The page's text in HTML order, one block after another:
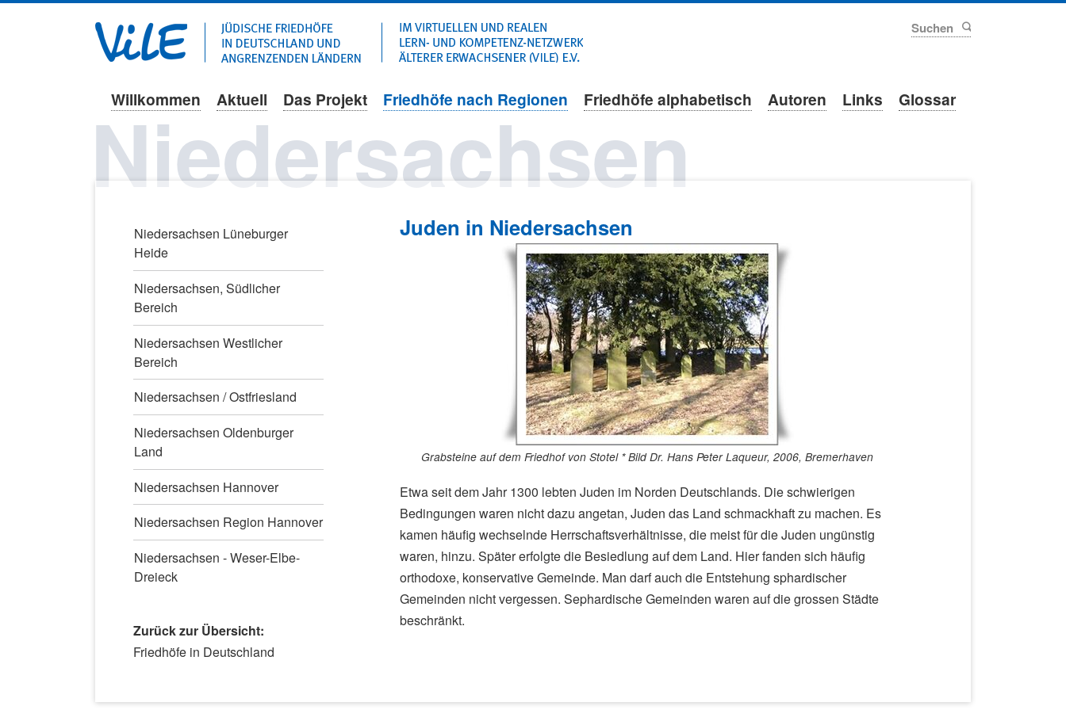
Navigation
Willkommen Aktuell Das Projekt Friedhöfe nach Regionen Friedhöfe alphabetisch Autoren Links Glossar
Niedersachsen
Juden in Niedersachsen
Grabsteine auf dem Friedhof von Stotel * Bild Dr. Hans Peter Laqueur, 2006, Bremerhaven
Etwa seit dem Jahr 1300 lebten Juden im Norden Deutschlands. Die schwierigen
Bedingungen waren nicht dazu angetan, Juden das Land schmackhaft zu machen. Es
kamen häufig wechselnde Herrschaftsverhältnisse, die meist für die Juden ungünstig
waren, hinzu. Später erfolgte die Besiedlung auf dem Land. Hier fanden sich häufig
orthodoxe, konservative Gemeinde. Man darf auch die Entstehung sphardischer
Gemeinden nicht vergessen. Sephardische Gemeinden waren auf die grossen Städte
beschränkt.
Navigation
überspringen
Niedersachsen Lüneburger
Heide
Niedersachsen, Südlicher
Bereich
Niedersachsen Westlicher
Bereich
Niedersachsen / Ostfriesland
Niedersachsen Oldenburger
Land
Niedersachsen Hannover
Niedersachsen Region Hannover
Niedersachsen - Weser-Elbe-
Dreieck
Zurück zur Übersicht:
Navigation
Friedhöfe in Deutschland